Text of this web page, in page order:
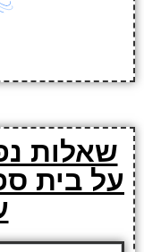
שאלות
על בית